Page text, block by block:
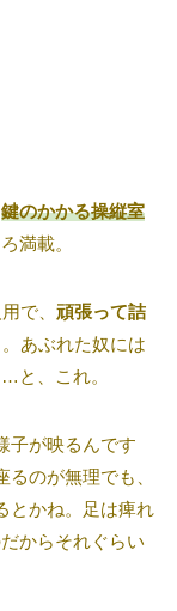
鍵のかかる操縦室
満載。
で、 頑張って詰
。あぶれた奴には
、これ。
子が映るんです
のが無理でも、
とかね。足は痺れ
からそれぐらい